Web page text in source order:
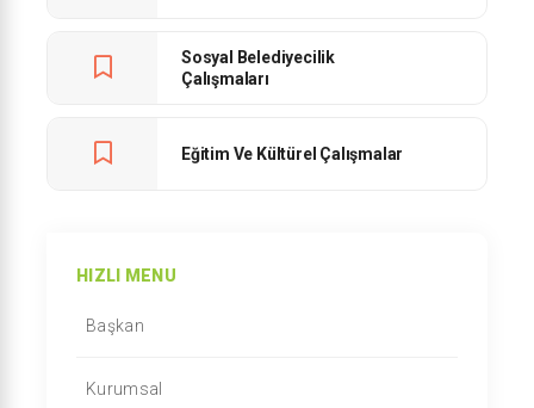
Sosyal Belediyecilik
Çalışmaları
Eğitim Ve Kültürel Çalışmalar
HIZLI MENU
Başkan
Kurumsal